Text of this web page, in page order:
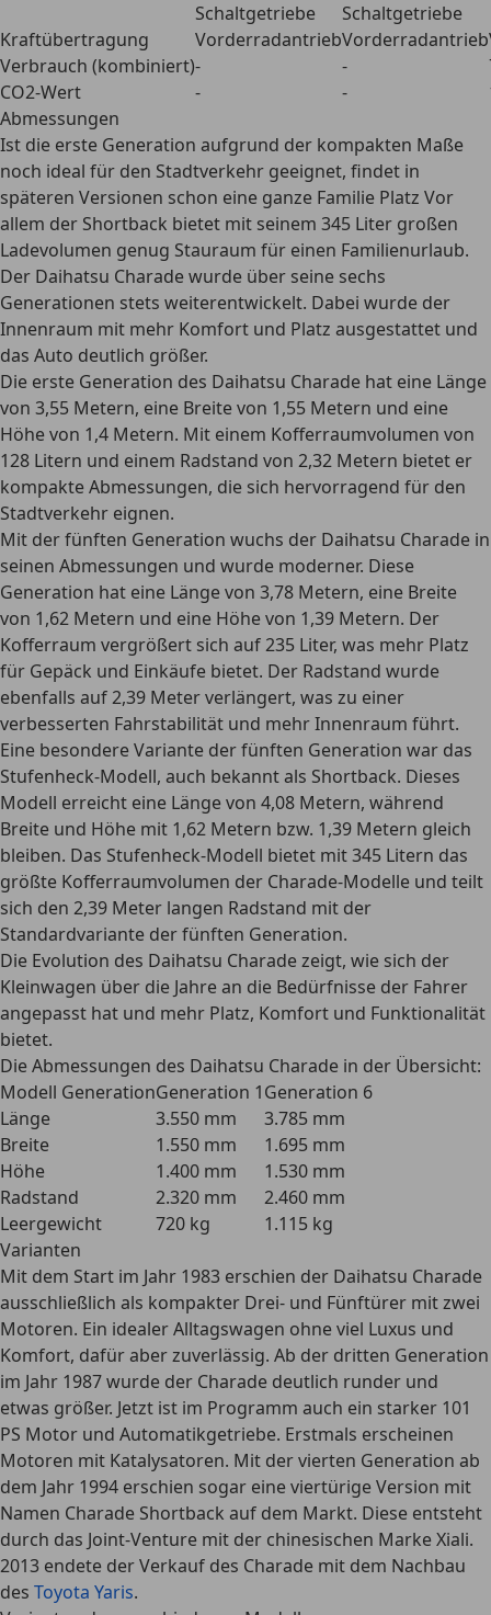
Schaltgetriebe
Schaltgetriebe
Kraftübertragung VorderradantriebVorderradantrieb
Verbrauch (kombiniert)- -
CO2-Wert
- -
Abmessungen
Ist die erste Generation aufgrund der kompakten Maße
noch ideal für den Stadtverkehr geeignet, findet in
späteren Versionen schon eine ganze Familie Platz Vor
allem der Shortback bietet mit seinem 345 Liter großen
Ladevolumen genug Stauraum für einen Familienurlaub.
Der Daihatsu Charade wurde über seine sechs
Generationen stets weiterentwickelt. Dabei wurde der
Innenraum mit mehr Komfort und Platz ausgestattet und
das Auto deutlich größer.
Die erste Generation des Daihatsu Charade hat eine Länge
von 3,55 Metern, eine Breite von 1,55 Metern und eine
Höhe von 1,4 Metern. Mit einem Kofferraumvolumen von
128 Litern und einem Radstand von 2,32 Metern bietet er
kompakte Abmessungen, die sich hervorragend für den
Stadtverkehr eignen.
Mit derfünften Generation wuchs der Daihatsu Charade in
seinen Abmessungen und wurde moderner. Diese
Generation hat eine Länge von 3,78 Metern, eine Breite
von 1,62 Metern und eine Höhe von 1,39 Metern. Der
Kofferraum vergrößert sich auf 235 Liter, was mehr Platz
für Gepäck und Einkäufe bietet. Der Radstand wurde
ebenfalls auf 2,39 Meter verlängert, was zu einer
verbesserten Fahrstabilität und mehr Innenraum führt.
Eine besondere Variante der fünften Generation war das
Stufenheck-Modell, auch bekannt als Shortback. Dieses
Modell erreicht eine Länge von 4,08 Metern, während
Breite und Höhe mit 1,62 Metern bzw. 1,39 Metern gleich
bleiben. Das Stufenheck-Modell bietet mit 345 Litern das
größte Kofferraumvolumen der Charade-Modelle und teilt
sich den 2,39 Meter langen Radstand mit der
Standardvariante der fünften Generation.
Die Evolution des Daihatsu Charade zeigt, wie sich der
Kleinwagen über die Jahre an die Bedürfnisse der Fahrer
angepasst hat und mehr Platz, Komfort und Funktionalität
bietet.
Die Abmessungen des Daihatsu Charade in der Übersicht:
Modell GenerationGeneration 1Generation 6
Länge
3.550 mm
3.785 mm
Breite
1.550 mm
1.695 mm
Höhe
1.400 mm
1.530 mm
Radstand
2.320 mm
2.460 mm
Leergewicht
720 kg
1.115 kg
Varianten
Mit dem Start im Jahr 1983 erschien der Daihatsu Charade
ausschließlich als kompakter Drei- und Fünftürer mit zwei
Motoren. Ein idealer Alltagswagen ohne viel Luxus und
Komfort, dafür aber zuverlässig. Ab der dritten Generation
im Jahr 1987 wurde der Charade deutlich runder und
etwas größer. Jetzt ist im Programm auch ein starker 101
PS Motor und Automatikgetriebe. Erstmals erscheinen
Motoren mit Katalysatoren. Mit der vierten Generation ab
dem Jahr 1994 erschien sogar eine viertürige Version mit
Namen Charade Shortback auf dem Markt. Diese entsteht
durch das Joint-Venture mit der chinesischen Marke Xiali.
2013 endete der Verkauf des Charade mit dem Nachbau
des Toyota Yaris.